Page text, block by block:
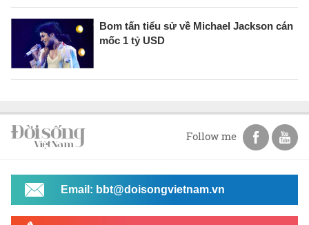
Bom tấn tiểu sử về Michael Jackson cán
mốc 1 tỷ USD
Follow me
Email: bbt@doisongvietnam.vn